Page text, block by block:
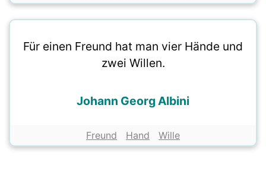
Für einen Freund hat man vier Hände und
zwei Willen.
Johann Georg Albini
Freund Hand Wille